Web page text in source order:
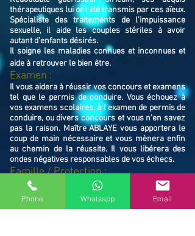
thérapeutiques lui ont été transmis par ces aïeux.
Spécialiste des traitements de l'impuissance
sexuelle, il aide les couples stériles à avoir
autant d'enfants désirés.
Il soigne les maladies connues et inconnues et
aide à retrouver le bien être.
Examen :
Il vous aidera à réussir vos concours et examens
tel que le permis de conduire. Vous échouez à
vos examens scolaires, à l’examen de permis de
conduire, ou divers concours et vous n’en savez
pas la raison. Maître ABLAYE vous apportera le
coup de main nécessaire et vous mènera enfin
au chemin de la réussite. Il vous libérera des
ondes négatives responsables de vos échecs.
Famille / Protection :
Il vous protégera vous et votre famille, et
resserrera vos liens en cas de rupture familiale.
Ne restez pas avec vos souffrances, consultez le
Phone Whatsapp Email